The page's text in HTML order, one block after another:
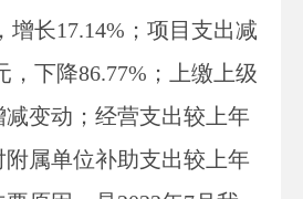
增长17.14%；项目支出减
， 下降86.77%；上缴上级
减变动 ；经营支出较上年
附属单位补助支出较上年